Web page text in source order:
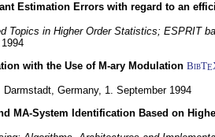
Estimation Errors with regard to an
Topics in Higher Order Statistics; ESPRIT
with the Use of M-ary Modulation BibTE
Darmstadt, Germany, 1. September 1994
MA-System Identification Based on